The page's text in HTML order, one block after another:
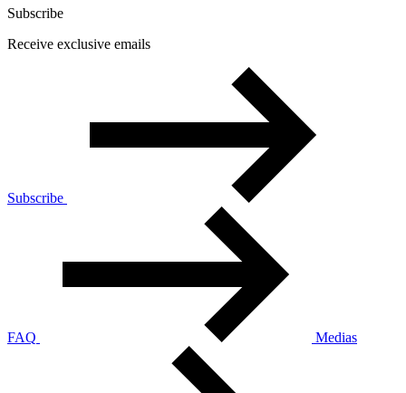
Subscribe
Receive exclusive emails
Subscribe
FAQ Medias